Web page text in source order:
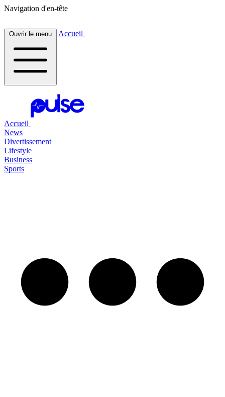
Navigation d'en-tête
Ouvrir le menu Accueil
Accueil
News
Divertissement
Lifestyle
Business
Sports